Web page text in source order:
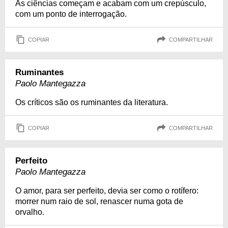
As ciências começam e acabam com um crepúsculo,
com um ponto de interrogação.
COPIAR COMPARTILHAR
Ruminantes
Paolo Mantegazza
Os críticos são os ruminantes da literatura.
COPIAR COMPARTILHAR
Perfeito
Paolo Mantegazza
O amor, para ser perfeito, devia ser como o rotífero:
morrer num raio de sol, renascer numa gota de
orvalho.